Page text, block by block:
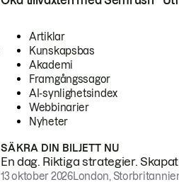
Artiklar
Kunskapsbas
Akademi
Framgångssagor
AI-synlighetsindex
Webbinarier
Nyheter
SÄKRA DIN BILJETT NU
En dag. Riktiga strategier.
13 oktober 2026London,